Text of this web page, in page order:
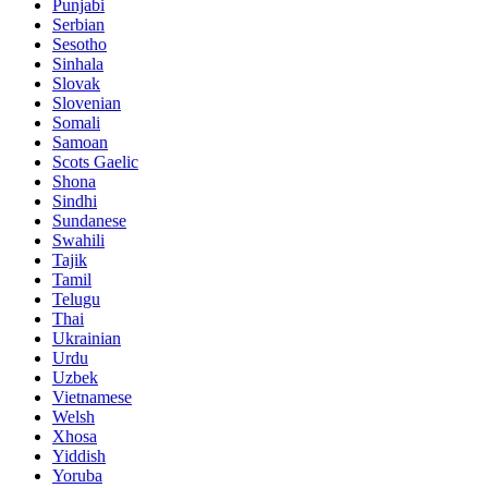
Punjabi
Serbian
Sesotho
Sinhala
Slovak
Slovenian
Somali
Samoan
Scots Gaelic
Shona
Sindhi
Sundanese
Swahili
Tajik
Tamil
Telugu
Thai
Ukrainian
Urdu
Uzbek
Vietnamese
Welsh
Xhosa
Yiddish
Yoruba